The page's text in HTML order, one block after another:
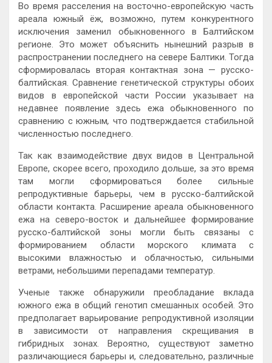
Во время расселения на восточно-европейскую часть
ареала южный ёж, возможно, путем конкурентного
исключения заменил обыкновенного
в Балтийском
регионе. Это может объяснить нынешний разрыв в
распространении последнего на севере Балтики. Тогда
сформировалась вторая контактная зона — русско-
балтийская. Сравнение генетической структуры обоих
видов в европейской части России указывает на
недавнее появление здесь ежа обыкновенного
по
сравнению с южным, что подтверждается стабильной
численностью последнего.
Так как взаимодействие двух видов в Центральной
Европе, скорее всего, проходило дольше, за это время
там могли сформироваться более сильные
репродуктивные барьеры, чем в русско-балтийской
области контакта. Расширение ареала обыкновенного
ежа на северо-восток и дальнейшее формирование
русско-балтийской зоны могли быть связаны с
формированием области морского климата с
высокими влажностью и облачностью, сильными
ветрами, небольшими перепадами температур.
Ученые также обнаружили преобладание вклада
южного ежа в общий генотип смешанных особей. Это
предполагает варьирование репродуктивной изоляции
в зависимости от направления скрещивания в
гибридных зонах. Вероятно, существуют заметно
различающиеся барьеры и, следовательно, различные